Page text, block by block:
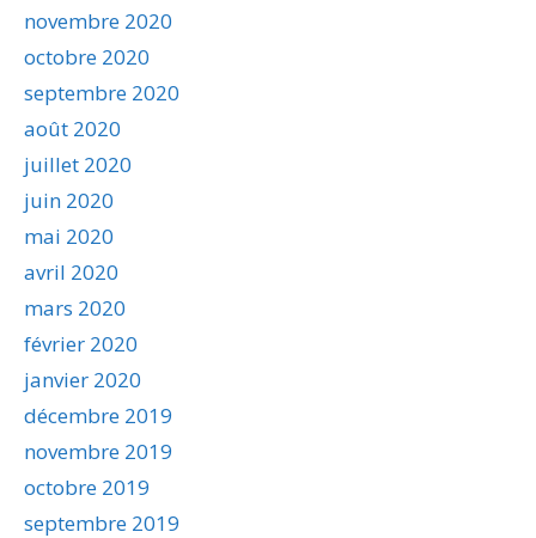
novembre 2020
octobre 2020
septembre 2020
août 2020
juillet 2020
juin 2020
mai 2020
avril 2020
mars 2020
février 2020
janvier 2020
décembre 2019
novembre 2019
octobre 2019
septembre 2019